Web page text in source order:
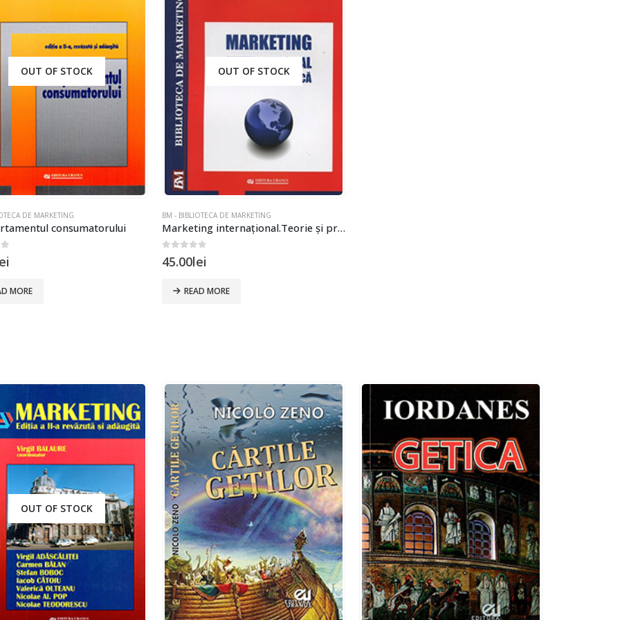
OUT OF STOCK
DE MARKETING
consumatorului
5
MORE
OUT OF STOCK
BM - BIBLIOTECA DE MARKETING
Marketing internațional.Teorie și practică
out of 5
45.00lei
READ MORE
OUT OF STOCK